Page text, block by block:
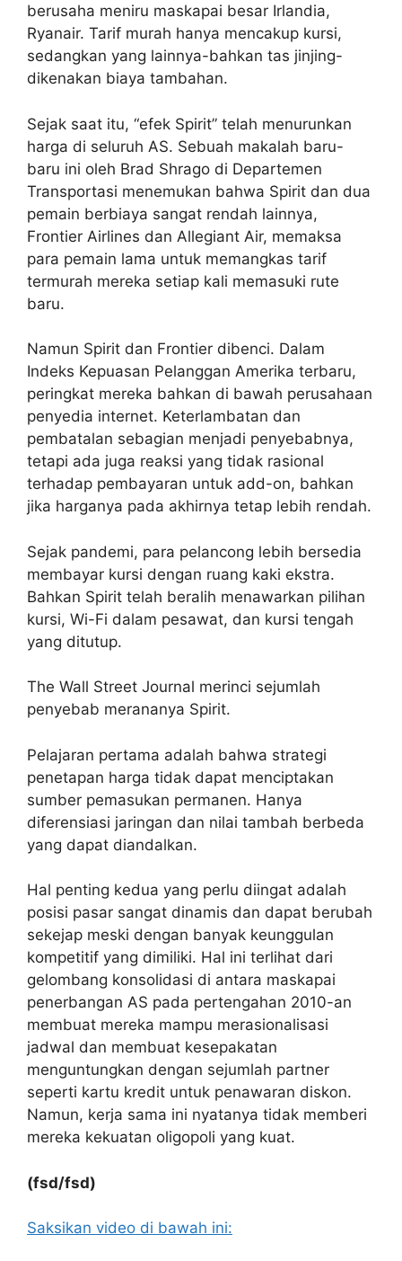
berusaha meniru maskapai besar Irlandia,
Ryanair. Tarif murah hanya mencakup kursi,
sedangkan yang lainnya-bahkan tas jinjing-
dikenakan biaya tambahan.
Sejak saat itu, “efek Spirit” telah menurunkan
harga di seluruh AS. Sebuah makalah baru-
baru ini oleh Brad Shrago di Departemen
Transportasi menemukan bahwa Spirit dan dua
pemain berbiaya sangat rendah lainnya,
Frontier Airlines dan Allegiant Air, memaksa
para pemain lama untuk memangkas tarif
termurah mereka setiap kali memasuki rute
baru.
Namun Spirit dan Frontier dibenci. Dalam
Indeks Kepuasan Pelanggan Amerika terbaru,
peringkat mereka bahkan di bawah perusahaan
penyedia internet. Keterlambatan dan
pembatalan sebagian menjadi penyebabnya,
tetapi ada juga reaksi yang tidak rasional
terhadap pembayaran untuk add-on, bahkan
jika harganya pada akhirnya tetap lebih rendah.
Sejak pandemi, para pelancong lebih bersedia
membayar kursi dengan ruang kaki ekstra.
Bahkan Spirit telah beralih menawarkan pilihan
kursi, Wi-Fi dalam pesawat, dan kursi tengah
yang ditutup.
The Wall Street Journal merinci sejumlah
penyebab merananya Spirit.
Pelajaran pertama adalah bahwa strategi
penetapan harga tidak dapat menciptakan
sumber pemasukan permanen. Hanya
diferensiasi jaringan dan nilai tambah berbeda
yang dapat diandalkan.
Hal penting kedua yang perlu diingat adalah
posisi pasar sangat dinamis dan dapat berubah
sekejap meski dengan banyak keunggulan
kompetitif yang dimiliki. Hal ini terlihat dari
gelombang konsolidasi di antara maskapai
penerbangan AS pada pertengahan 2010-an
membuat mereka mampu merasionalisasi
jadwal dan membuat kesepakatan
menguntungkan dengan sejumlah partner
seperti kartu kredit untuk penawaran diskon.
Namun, kerja sama ini nyatanya tidak memberi
mereka kekuatan oligopoli yang kuat.
(fsd/fsd)
Saksikan video di bawah ini: